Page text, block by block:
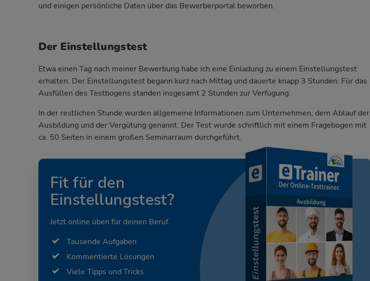
und einigen persönliche Daten über das Bewerberportal beworben.
Der Einstellungstest
Etwa einen Tag nach meiner Bewerbung habe ich eine Einladung zu einem Einstellungstest
erhalten. Der Einstellungstest begann kurz nach Mittag und dauerte knapp 3 Stunden. Für das
Ausfüllen des Testbogens standen insgesamt 2 Stunden zur Verfügung.
In der restlichen Stunde wurden allgemeine Informationen zum Unternehmen, dem Ablauf der
Ausbildung und der Vergütung genannt. Der Test wurde schriftlich mit einem Fragebogen mit
ca. 50 Seiten in einem großen Seminarraum durchgeführt.
Fit für den
Einstellungstest?
Jetzt online üben für deinen Beruf.
Tausende Aufgaben
Kommentierte Lösungen
Viele Tipps und Tricks